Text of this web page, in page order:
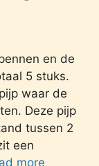
en de
5 stuks.
waar de
Deze pijp
tussen 2
een
more